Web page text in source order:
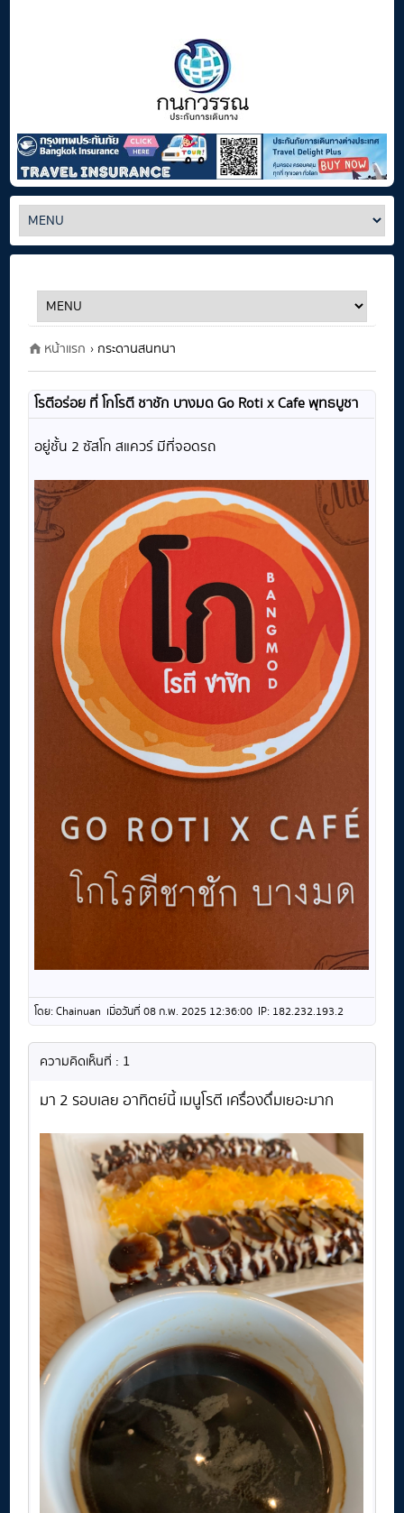
หน้าแรก › กระดานสนทนา
โรตีอร่อย ที่ โกโรตี ชาชัก บางมด Go Roti x Cafe พุทธบูชา
อยู่ชั้น 2 ซัสโก สแควร์ มีที่จอดรถ
โดย: Chainuan เมื่อวันที่ 08 ก.พ. 2025 12:36:00 IP: 182.232.193.2
ความคิดเห็นที่ : 1
มา 2 รอบเลย อาทิตย์นี้ เมนูโรตี เครื่องดื่มเยอะมาก